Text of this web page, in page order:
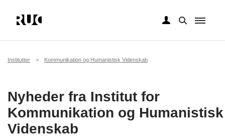
hovedindhold
Brødkrumme
Institutter Kommunikation og Humanistisk Videnskab
Nyheder fra Institut for
Kommunikation og Humanistisk
Videnskab